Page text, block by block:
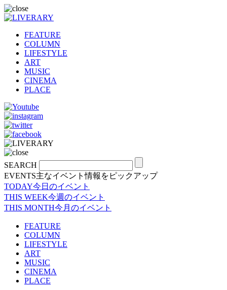
FEATURE
COLUMN
LIFESTYLE
ART
MUSIC
CINEMA
PLACE
SEARCH
EVENTS主なイベント情報をピックアップ
TODAY今日のイベント
THIS WEEK今週のイベント
THIS MONTH今月のイベント
FEATURE
COLUMN
LIFESTYLE
ART
MUSIC
CINEMA
PLACE